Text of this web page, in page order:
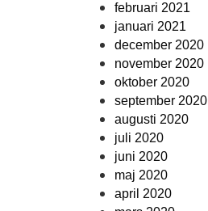
februari 2021
januari 2021
december 2020
november 2020
oktober 2020
september 2020
augusti 2020
juli 2020
juni 2020
maj 2020
april 2020